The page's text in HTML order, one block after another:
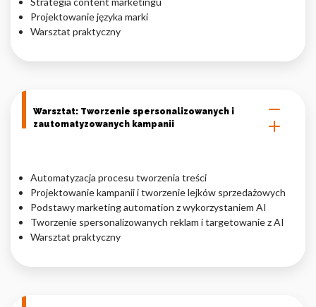
Projektowanie języka marki
Warsztat praktyczny
Warsztat: Tworzenie spersonalizowanych i
zautomatyzowanych kampanii
Automatyzacja procesu tworzenia treści
Projektowanie kampanii i tworzenie lejków sprzedażowych
Podstawy marketing automation z wykorzystaniem AI
Tworzenie spersonalizowanych reklam i targetowanie z AI
Warsztat praktyczny